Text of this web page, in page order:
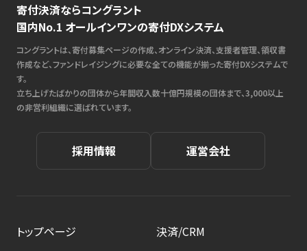
寄付決済ならコングラント
国内No.1 オールインワンの寄付DXシステム
コングラントは、寄付募集ページの作成、オンライン決済、支援者管理、領収書
作成など、ファンドレイジングに必要な全ての機能が揃った寄付DXシステムで
す。
立ち上げたばかりの団体から年間収入数十億円規模の団体まで、3,000以上
の非営利組織に選ばれています。
採用情報 運営会社
トップページ
決済/CRM